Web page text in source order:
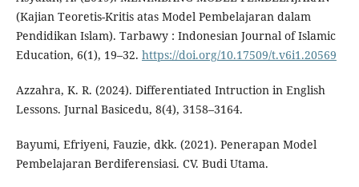
(Kajian Teoretis-Kritis atas Model Pembelajaran dalam
Pendidikan Islam). Tarbawy : Indonesian Journal of Islamic
Education, 6(1), 19–32. https://doi.org/10.17509/t.v6i1.20569
Azzahra, K. R. (2024). Differentiated Intruction in English
Lessons. Jurnal Basicedu, 8(4), 3158–3164.
Bayumi, Efriyeni, Fauzie, dkk. (2021). Penerapan Model
Pembelajaran Berdiferensiasi. CV. Budi Utama.